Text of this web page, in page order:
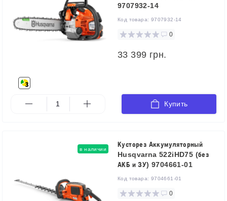
9707932-14
Код товара: 9707932-14
0
33 399 грн.
Купить
в наличии
Кусторез Аккумуляторный
Husqvarna 522iHD75 (без
АКБ и ЗУ) 9704661-01
Код товара: 9704661-01
0